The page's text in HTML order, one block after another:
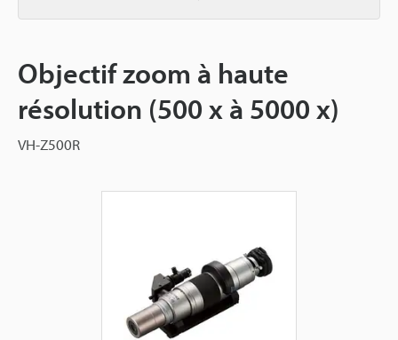
Objectif zoom à haute
résolution (500 x à 5000 x)
VH-Z500R